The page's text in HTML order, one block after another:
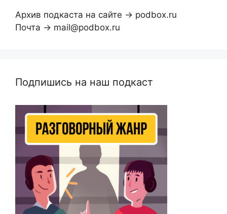
Архив подкаста на сайте → podbox.ru
Почта → mail@podbox.ru
Подпишись на наш подкаст